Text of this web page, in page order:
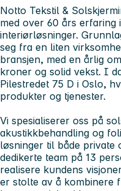
Notto Tekstil &
med over 60 års erfaring
interiørløsninger.
seg fra en liten
bransjen, med en årlig
kroner og solid vekst. I
Pilestredet 75 D i Oslo,
produkter og tjenester.
Vi spesialiserer oss på
akustikkbehandling og
løsninger til både private
dedikerte team på 13
realisere kundens
er stolte av å kombinere